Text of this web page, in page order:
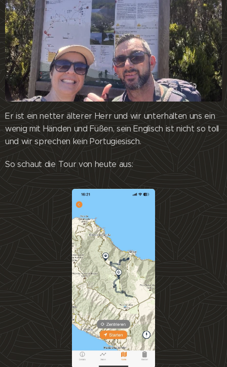
Er ist ein netter älterer Herr und wir unterhalten uns ein
wenig mit Händen und Füßen, sein Englisch ist nicht so toll
und wir sprechen kein Portugiesisch.
So schaut die Tour von heute aus: